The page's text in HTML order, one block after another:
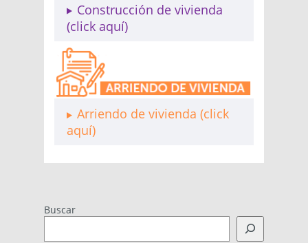
Construcción de vivienda
(click aquí)
Arriendo de vivienda (click
aquí)
Buscar